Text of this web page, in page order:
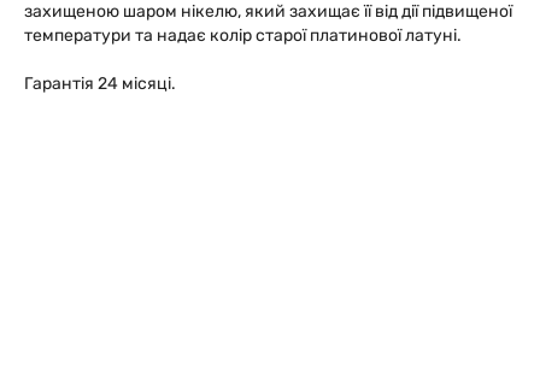
захищеною шаром нікелю, який захищає її від дії підвищеної
температури та надає колір старої платинової латуні.
Гарантія 24 місяці.